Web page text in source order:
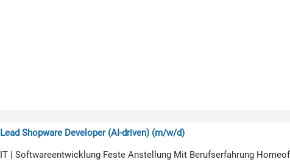
Lead Shopware Developer (AI-driven) (m/w/d)
IT | Softwareentwicklung Feste Anstellung Mit Berufserfahrung